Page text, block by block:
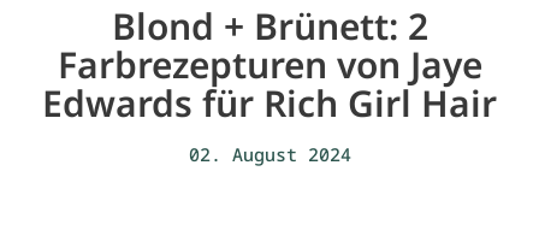
Blond + Brünett: 2
Farbrezepturen von Jaye
Edwards für Rich Girl Hair
02. August 2024